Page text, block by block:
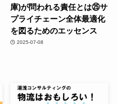
庫)が問われる責任とは㉕サ
プライチェーン全体最適化
を図るためのエッセンス
2025-07-08